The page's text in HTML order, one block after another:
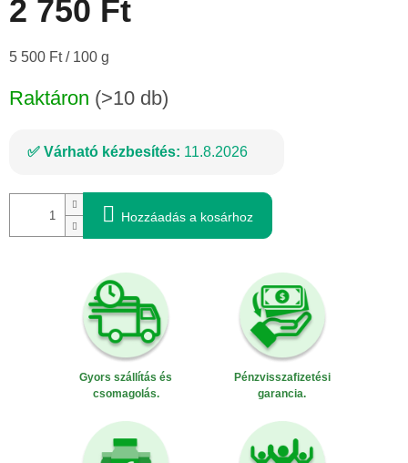
2 750 Ft
Egységár:
5 500 Ft / 100 g
Raktáron (>10 db)
Várható kézbesítés: 11.8.2026
Hozzáadás a kosárhoz
Gyors szállítás és
csomagolás.
Pénzvisszafizetési
garancia.